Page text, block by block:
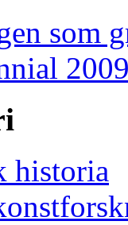
som
historia